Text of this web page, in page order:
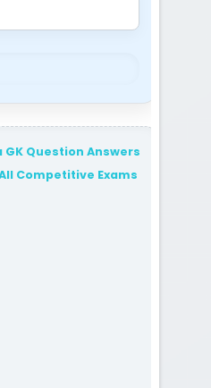
Question Answers
Competitive Exams